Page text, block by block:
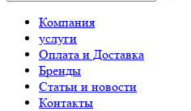
Компания
услуги
Оплата и Доставка
Бренды
Статьи и новости
Контакты